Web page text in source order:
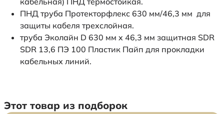
ПНД труба Протекторфлекс 630 мм/46,3 мм для
защиты кабеля трехслойная.
труба Эколайн D 630 мм x 46,3 мм защитная SDR
SDR 13,6 ПЭ 100 Пластик Пайп для прокладки
кабельных линий.
Этот товар из подборок